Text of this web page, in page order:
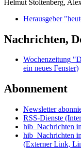
Helmut Stoltenberg,
Herausgeber
Nachrichten,
Wochenzeitung
ein neues Fenster)
Abonnement
Newsletter
RSS-Dienste
hib_Nachrichten
hib_Nachrichten
(Externer Link,